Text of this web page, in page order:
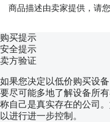
商品描述由卖家提供，请
购买提示
安全提示
卖方验证
如果您决定以低价购买设
要尽可能多地了解设备所
称自己是真实存在的公司
以进行进一步控制。